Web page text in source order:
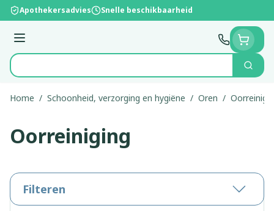
Ga naar de inhoud
Apothekersadvies Snelle beschikbaarheid
Menu
Product, merk, categorie...
Zoek
Home / Schoonheid, verzorging en hygiëne / Oren /
Oorreiniging
Filteren